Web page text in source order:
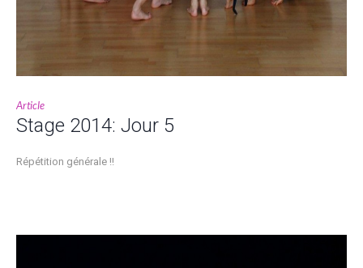
Article
Stage 2014: Jour 5
Répétition générale !!